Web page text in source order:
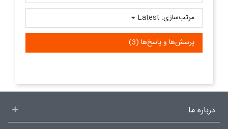
پرسش‌ها و پاسخ‌ها (3)
مرتب‌سازی: Latest
درباره ما